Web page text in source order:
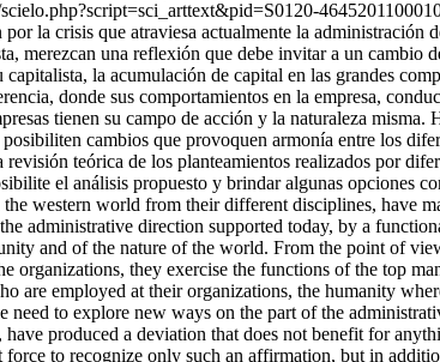
la crisis que atraviesa actualmente la
merezcan una reflexión que debe invitar a un cambio
la acumulación de capital en las grandes
donde sus comportamientos en la empresa,
tienen su campo de acción y la naturaleza
cambios que provoquen armonía entre los
revisión teórica de los planteamientos realizados por
el análisis propuesto y brindar algunas opciones
western world from their different disciplines, have
administrative direction supported today, by a
and of the nature of the world. From the point of
organizations, they exercise the functions of the top
are employed at their organizations, the humanity
need to explore new ways on the part of the
produced a deviation that does not benefit for
force to recognize only such an affirmation, but in